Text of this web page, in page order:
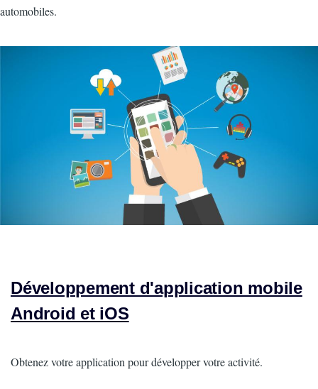
automobiles.
Développement d'application mobile
Android et iOS
Intro
Obtenez votre application pour développer votre activité.